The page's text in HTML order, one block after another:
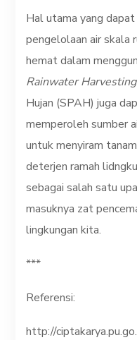
Hal utama yang
pengelolaan air skala
hemat dalam
Rainwater Harvesting
Hujan (SPAH) juga
memperoleh sumber
untuk menyiram
deterjen ramah
sebagai salah satu
masuknya zat
lingkungan kita.
***
Referensi:
http://